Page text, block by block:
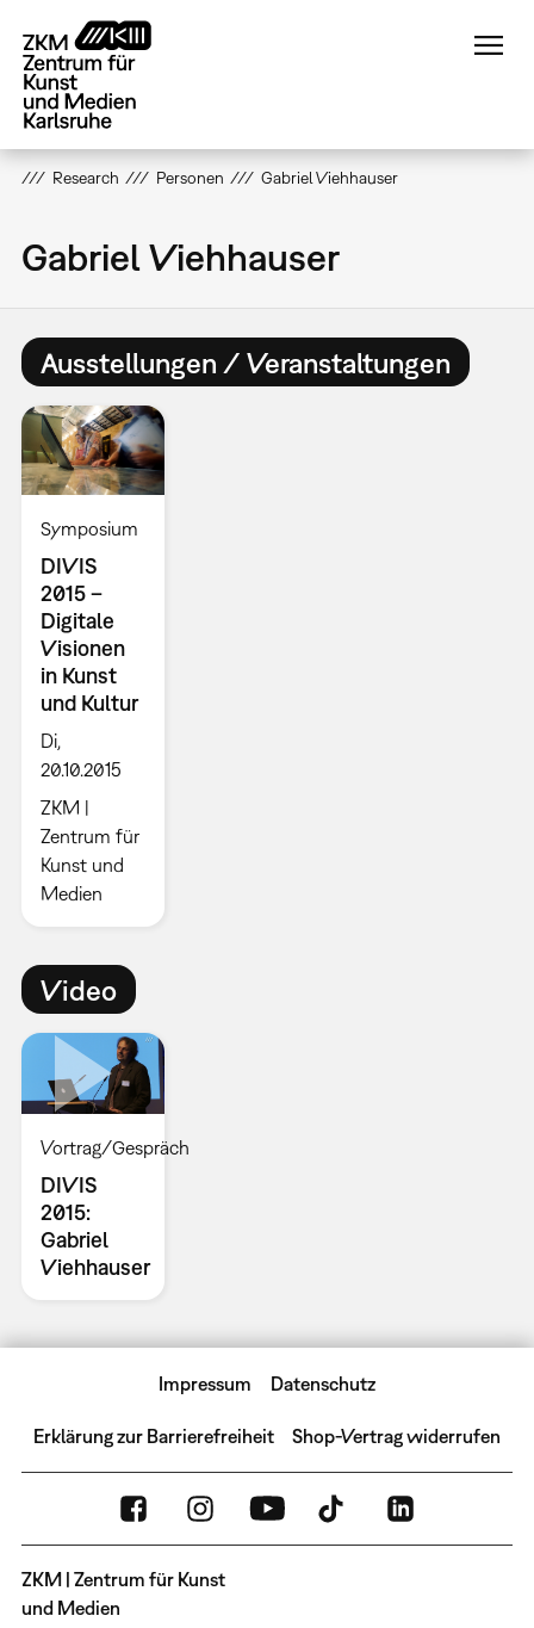
zum
Inhalt
Research Personen Gabriel Viehhauser
Gabriel Viehhauser
Ausstellungen / Veranstaltungen
Symposium
DIVIS
2015 –
Digitale
Visionen
in Kunst
und Kultur
Di,
20.10.2015
ZKM |
Zentrum für
Kunst und
Medien
Video
Vortrag/Gespräch
DIVIS
2015:
Gabriel
Viehhauser
Impressum Datenschutz
Erklärung zur Barrierefreiheit Shop-Vertrag widerrufen
ZKM | Zentrum für Kunst
und Medien